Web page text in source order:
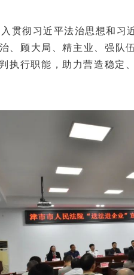
贯彻习近平法治思想和
、顾大局、精主业、强队
执行职能，助力营造稳